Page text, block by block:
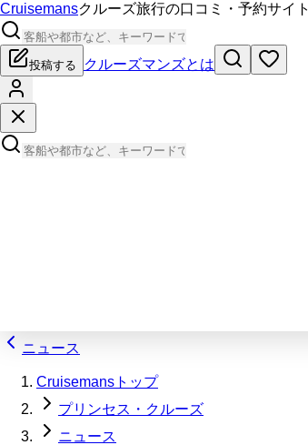
Cruisemansクルーズ旅行の口コミ・予約サイト
投稿する クルーズマンズとは
ニュース
Cruisemansトップ
プリンセス・クルーズ
ニュース